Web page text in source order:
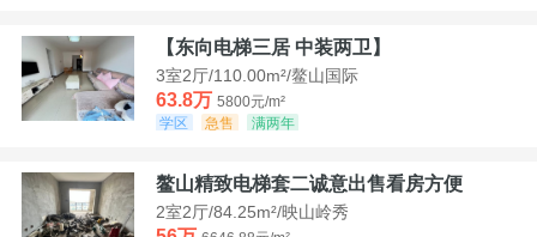
【东向电梯三居 中装两卫】
3室2厅/110.00m²/鳌山国际
63.8万 5800元/m²
学区
急售 满两年
鳌山精致电梯套二诚意出售看房方便
2室2厅/84.25m²/映山岭秀